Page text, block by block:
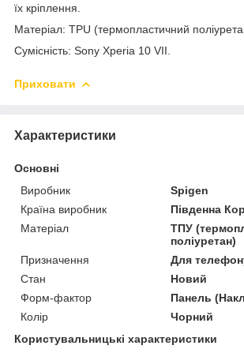
їх кріплення.
Матеріал: TPU (термопластичний
Сумісність: Sony Xperia 10 VII
Приховати
Характеристики
Основні
Виробник
Spigen
Країна виробник
Південна
Матеріал
ТПУ
поліуретан)
Призначення
Для
Стан
Новий
Форм-фактор
Панель
Колір
Чорний
Користувальницькі характеристики